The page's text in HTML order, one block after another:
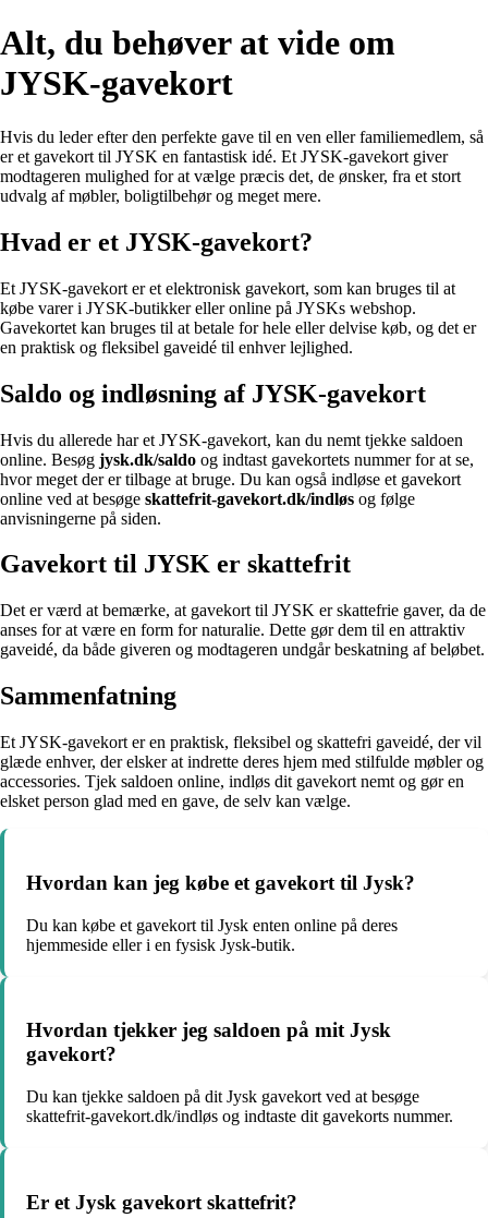
Alt, du behøver at vide om
JYSK-gavekort
Hvis du leder efter den perfekte gave til en ven eller familiemedlem, så
er et gavekort til JYSK en fantastisk idé. Et JYSK-gavekort giver
modtageren mulighed for at vælge præcis det, de ønsker, fra et stort
udvalg af møbler, boligtilbehør og meget mere.
Hvad er et JYSK-gavekort?
Et JYSK-gavekort er et elektronisk gavekort, som kan bruges til at
købe varer i JYSK-butikker eller online på JYSKs webshop.
Gavekortet kan bruges til at betale for hele eller delvise køb, og det er
en praktisk og fleksibel gaveidé til enhver lejlighed.
Saldo og indløsning af JYSK-gavekort
Hvis du allerede har et JYSK-gavekort, kan du nemt tjekke saldoen
online. Besøg jysk.dk/saldo og indtast gavekortets nummer for at se,
hvor meget der er tilbage at bruge. Du kan også indløse et gavekort
online ved at besøge skattefrit-gavekort.dk/indløs og følge
anvisningerne på siden.
Gavekort til JYSK er skattefrit
Det er værd at bemærke, at gavekort til JYSK er skattefrie gaver, da de
anses for at være en form for naturalie. Dette gør dem til en attraktiv
gaveidé, da både giveren og modtageren undgår beskatning af beløbet.
Sammenfatning
Et JYSK-gavekort er en praktisk, fleksibel og skattefri gaveidé, der vil
glæde enhver, der elsker at indrette deres hjem med stilfulde møbler og
accessories. Tjek saldoen online, indløs dit gavekort nemt og gør en
elsket person glad med en gave, de selv kan vælge.
Hvordan kan jeg købe et gavekort til Jysk?
Du kan købe et gavekort til Jysk enten online på deres
hjemmeside eller i en fysisk Jysk-butik.
Hvordan tjekker jeg saldoen på mit Jysk
gavekort?
Du kan tjekke saldoen på dit Jysk gavekort ved at besøge
skattefrit-gavekort.dk/indløs og indtaste dit gavekorts nummer.
Er et Jysk gavekort skattefrit?